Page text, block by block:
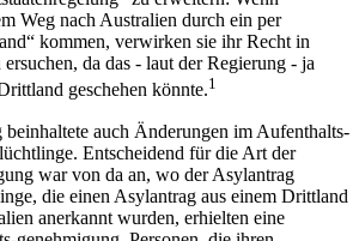
Weg nach Australien durch ein per
kommen, verwirken sie ihr Recht in
da das - laut der Regierung - ja
geschehen könnte.1
beinhaltete auch Änderungen im Aufenthalts-
Entscheidend für die Art der
war von da an, wo der Asylantrag
die einen Asylantrag aus einem Drittland
anerkannt wurden, erhielten eine